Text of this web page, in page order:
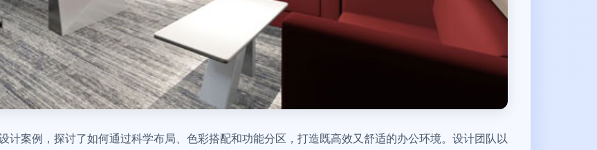
案例，探讨了如何通过科学布局、色彩搭配和功能分区，打造既高效又舒适的办公环境。设计团队以